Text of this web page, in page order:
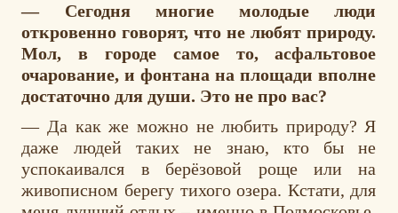
— Сегодня многие молодые люди
откровенно говорят, что не любят природу.
Мол, в городе самое то, асфальтовое
очарование, и фонтана на площади вполне
достаточно для души. Это не про вас?
— Да как же можно не любить природу? Я
даже людей таких не знаю, кто бы не
успокаивался в берёзовой роще или на
живописном берегу тихого озера. Кстати, для